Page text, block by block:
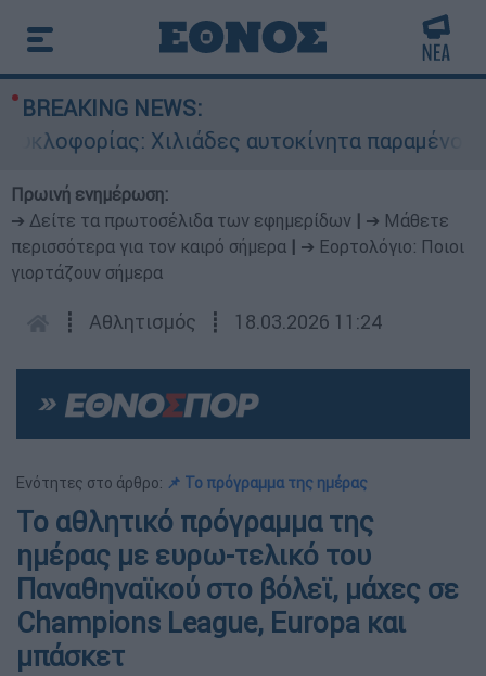
BREAKING NEWS:
Χιλιάδες αυτοκίνητα παραμένουν
Πρωινή ενημέρωση:
➔ Δείτε τα πρωτοσέλιδα των εφημερίδων
➔ Μάθετε
περισσότερα για τον καιρό σήμερα
➔ Εορτολόγιο: Ποιοι
γιορτάζουν σήμερα
┋ Αθλητισμός ┋ 18.03.2026 11:24
Ενότητες στο άρθρο: 📌 To πρόγραμμα της ημέρας
Το αθλητικό πρόγραμμα της
ημέρας με ευρω-τελικό του
Παναθηναϊκού στο βόλεϊ, μάχες σε
Champions League, Europa και
μπάσκετ